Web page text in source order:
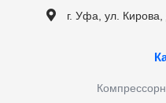
г. Уфа, ул.